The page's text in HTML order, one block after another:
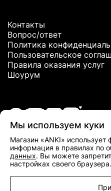
Контакты
Вопрос/ответ
Политика
Пользовательское
Правила оказания услуг
Шоурум
*Meta Platforms Inc. признана
запрещена в РФ
Мы используем куки
Магазин «ANKI»
информация в правилах по
данных. Вы можете
настройках своего браузера.